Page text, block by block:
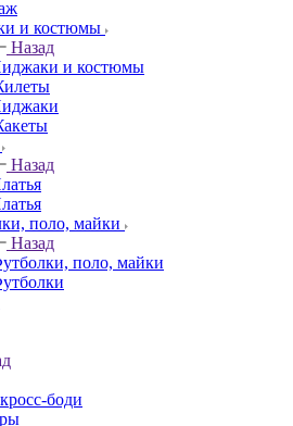
и костюмы
Назад
и костюмы
Назад
поло, майки
Назад
поло, майки
боди